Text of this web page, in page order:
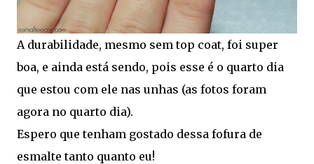
A durabilidade, mesmo sem top coat, foi super
boa, e ainda está sendo, pois esse é o quarto dia
que estou com ele nas unhas (as fotos foram
agora no quarto dia).
Espero que tenham gostado dessa fofura de
esmalte tanto quanto eu!